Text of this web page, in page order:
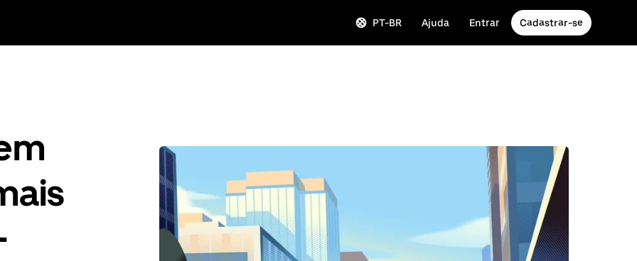
PT-BR Ajuda Entrar Cadastrar-se